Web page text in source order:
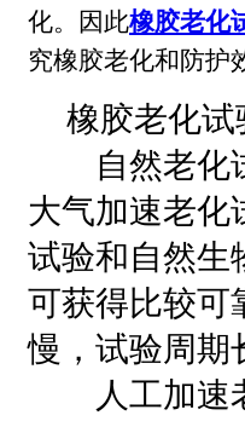
化。因此橡胶老化
究橡胶老化和防护
橡胶老化
自然老化试
大气加速老化
试验和自然生
可获得比较可
慢，试验周期
人工加速老